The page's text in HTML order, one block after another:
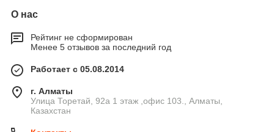
О нас
Рейтинг не сформирован
Менее 5 отзывов за последний год
Работает с 05.08.2014
г. Алматы
​Улица Торетай, 92а​ 1 этаж ,офис 103., Алматы,
Казахстан